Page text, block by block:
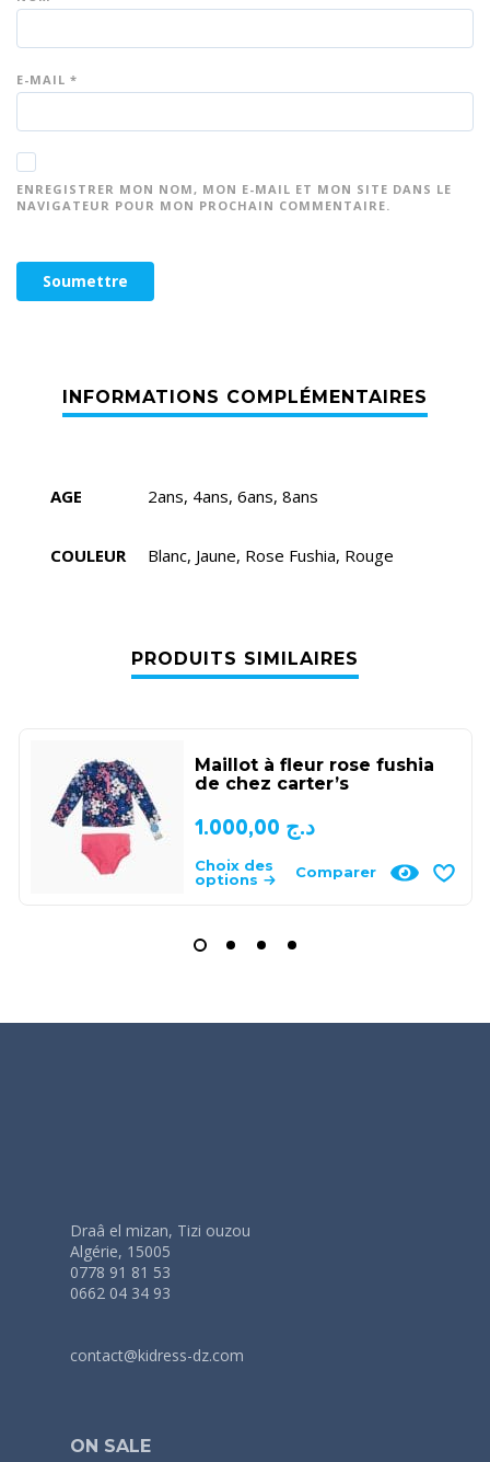
E-MAIL *
ENREGISTRER MON NOM, MON E-MAIL ET MON SITE DANS LE
NAVIGATEUR POUR MON PROCHAIN COMMENTAIRE.
AGE 2ans, 4ans, 6ans, 8ans
COULEUR Blanc, Jaune, Rose Fushia, Rouge
PRODUITS SIMILAIRES
Maillot à fleur rose fushia
de chez carter’s
د.ج
Choix des
options
Comparer
Draâ el mizan, Tizi ouzou
Algérie, 15005
0778 91 81 53
0662 04 34 93
contact@kidress-dz.com
ON SALE